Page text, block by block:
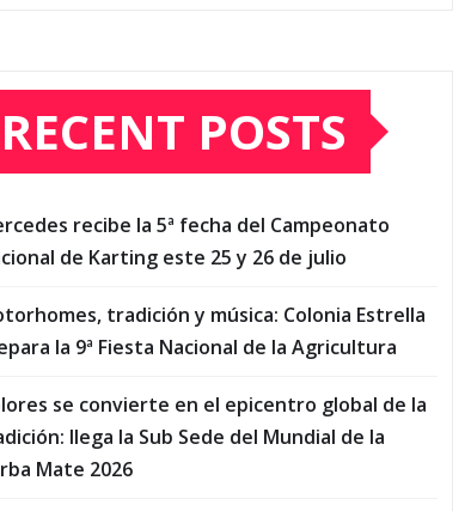
RECENT POSTS
recibe la 5ª fecha del Campeonato
de Karting este 25 y 26 de julio
tradición y música: Colonia Estrella
la 9ª Fiesta Nacional de la Agricultura
se convierte en el epicentro global de la
llega la Sub Sede del Mundial de la
Mate 2026